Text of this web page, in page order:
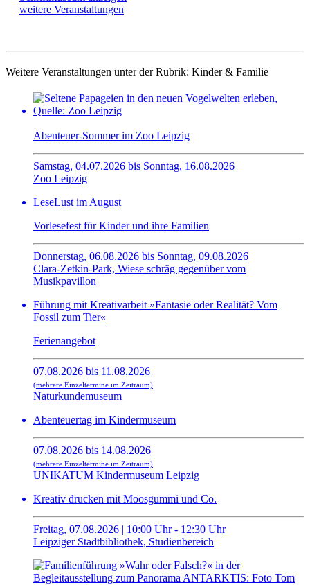
weitere Veranstaltungen
Weitere Veranstaltungen unter der Rubrik: Kinder & Familie
Abenteuer-Sommer im Zoo Leipzig
Samstag, 04.07.2026 bis Sonntag, 16.08.2026
Zoo Leipzig
LeseLust im August
Vorlesefest für Kinder und ihre Familien
Donnerstag, 06.08.2026 bis Sonntag, 09.08.2026
Clara-Zetkin-Park, Wiese schräg gegenüber vom
Musikpavillon
Führung mit Kreativarbeit »Fantasie oder Realität? Vom
Fossil zum Tier«
Ferienangebot
07.08.2026 bis 11.08.2026
(mehrere Einzeltermine im Zeitraum)
Naturkundemuseum
Abenteuertag im Kindermuseum
07.08.2026 bis 14.08.2026
(mehrere Einzeltermine im Zeitraum)
UNIKATUM Kindermuseum Leipzig
Kreativ drucken mit Moosgummi und Co.
Freitag, 07.08.2026 | 10:00 Uhr - 12:30 Uhr
Leipziger Stadtbibliothek, Studienbereich